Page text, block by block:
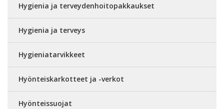
Hygienia ja terveydenhoitopakkaukset
Hygienia ja terveys
Hygieniatarvikkeet
Hyönteiskarkotteet ja -verkot
Hyönteissuojat